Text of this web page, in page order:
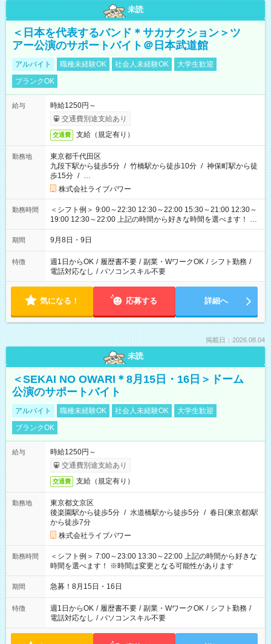
未読
＜日本を代表するバンド＊サカナクション＞ツ
アー公演のサポートバイト＠日本武道館
アルバイト 職種未経験OK 社会人未経験OK
大学生歓迎
ブランクOK
給与
時給1250円～
交通費別途支給あり
交通費 支給（規定有り）
勤務地
東京都千代田区
九段下駅から徒歩5分 / 竹橋駅から徒歩10分 / 神保町駅から徒
歩15分 / …
株式会社ライブパワー
勤務時間
＜シフト例＞ 9:00～22:30 12:30～22:00 15:30～21:00 12:30～
19:00 12:30～22:00 上記の時間から好きな時間を選べます！ ※
時間は変更となる可能性があります
期間 9月8日・9日
特徴 週1日からOK / 履歴書不要 / 副業・WワークOK / シフト勤務 /
電話対応なし / パソコンスキル不要
気になる！ 応募する 詳細へ
掲載日：2026.08.04
未読
＜SEKAI NO OWARI＊8月15日・16日＞ドーム
公演のサポートバイト
アルバイト 職種未経験OK 社会人未経験OK
大学生歓迎
ブランクOK
給与
時給1250円～
交通費別途支給あり
交通費 支給（規定有り）
勤務地
東京都文京区
後楽園駅から徒歩5分 / 水道橋駅から徒歩5分 / 春日(東京都)駅
から徒歩7分
株式会社ライブパワー
勤務時間
＜シフト例＞ 7:00～23:00 13:30～22:00 上記の時間から好きな
時間を選べます！ ※時間は変更となる可能性があります
期間 急募！8月15日・16日
特徴 週1日からOK / 履歴書不要 / 副業・WワークOK / シフト勤務 /
電話対応なし / パソコンスキル不要